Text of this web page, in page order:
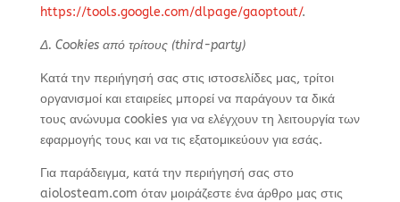
https://tools.google.com/dlpage/gaoptout/.
Δ. Cookies από τρίτους (third-party)
Κατά την περιήγησή σας στις ιστοσελίδες μας, τρίτοι
οργανισμοί και εταιρείες μπορεί να παράγουν τα δικά
τους ανώνυμα cookies για να ελέγχουν τη λειτουργία των
εφαρμογής τους και να τις εξατομικεύουν για εσάς.
Για παράδειγμα, κατά την περιήγησή σας στο
aiolosteam.com όταν μοιράζεστε ένα άρθρο μας στις